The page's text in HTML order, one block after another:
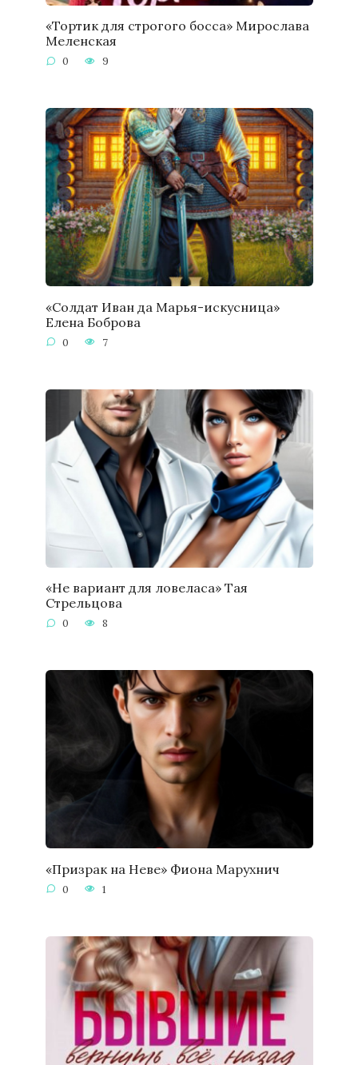
«Тортик для строгого босса» Мирослава
Меленская
0 9
«Солдат Иван да Марья-искусница»
Елена Боброва
0 7
«Не вариант для ловеласа» Тая
Стрельцова
0 8
«Призрак на Неве» Фиона Марухнич
0 1